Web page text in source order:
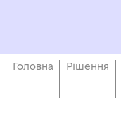
Головна Рішення